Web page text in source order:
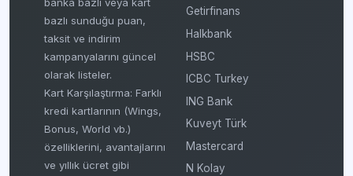
banka bazlı veya kart
bazlı sunduğu puan,
taksit ve indirim
kampanyalarını güncel
olarak listeler.
Kart Karşılaştırma: Farklı
kredi kartlarının (Wings,
Bonus, World vb.)
özelliklerini, avantajlarını
ve yıllık ücret gibi
Getirfinans
Halkbank
HSBC
ICBC Turkey
ING Bank
Kuveyt Türk
Mastercard
N Kolay